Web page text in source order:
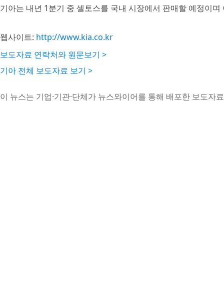
기아는 내년 1분기 중 셀토스를 국내 시장에서 판매할 예정이
웹사이트: http://www.kia.co.kr
보도자료 연락처와 원문보기 >
기아 전체 보도자료 보기 >
이 뉴스는 기업·기관·단체가 뉴스와이어를 통해 배포한 보도자